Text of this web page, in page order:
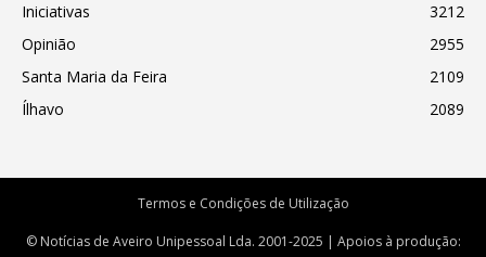
Iniciativas
3212
Opinião
2955
Santa Maria da Feira
2109
Ílhavo
2089
Termos e Condições de Utilização
© Notícias de Aveiro Unipessoal Lda. 2001-2025 | Apoios à produção: